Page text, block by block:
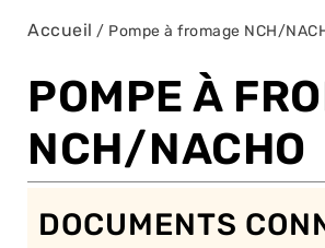
Accueil / Pompe à fromage NCH/
POMPE À
NCH/NACHO
DOCUMENTS